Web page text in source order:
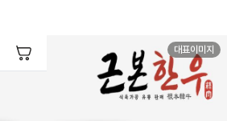
장바구니
대표이미지